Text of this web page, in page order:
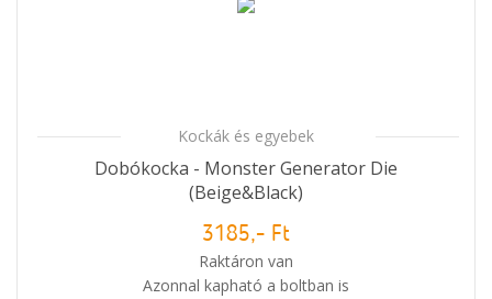
Kockák és egyebek
Dobókocka - Monster Generator Die
(Beige&Black)
3185,- Ft
Raktáron van
Azonnal kapható a boltban is